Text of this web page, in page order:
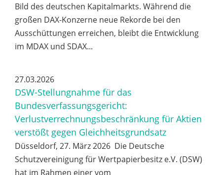
Bild des deutschen Kapitalmarkts. Während die
großen DAX-Konzerne neue Rekorde bei den
Ausschüttungen erreichen, bleibt die Entwicklung
im MDAX und SDAX...
27.03.2026
DSW-Stellungnahme für das
Bundesverfassungsgericht:
Verlustverrechnungsbeschränkung für Aktien
verstößt gegen Gleichheitsgrundsatz
Düsseldorf, 27. März 2026 Die Deutsche
Schutzvereinigung für Wertpapierbesitz e.V. (DSW)
hat im Rahmen einer vom